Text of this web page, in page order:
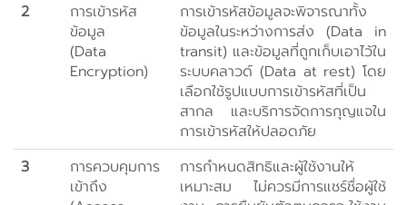
2
การเข้ารหัส
ข้อมูล
(Data
Encryption)
การเข้ารหัสข้อมูลจะพิจารณาทั้ง
ข้อมูลในระหว่างการส่ง (Data in
transit) และข้อมูลที่ถูกเก็บเอาไว้ใน
ระบบคลาวด์ (Data at rest) โดย
เลือกใช้รูปแบบการเข้ารหัสที่เป็น
สากล และบริการจัดการกุญแจใน
การเข้ารหัสให้ปลอดภัย
3
การควบคุมการ
เข้าถึง
การกำหนดสิทธิและผู้ใช้งานให้
เหมาะสม ไม่ควรมีการแชร์ชื่อผู้ใช้